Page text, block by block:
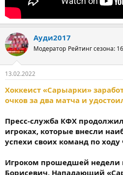
Ауди2017
Модератор Рейтинг сезона:
13.02.2022
Хоккеист «Сарыарки»
очков за два матча и
Пресс-служба КФХ
игроках, которые внесли
успехи своих команд по
Игроком прошедшей недели
Борисевич. Нападающий